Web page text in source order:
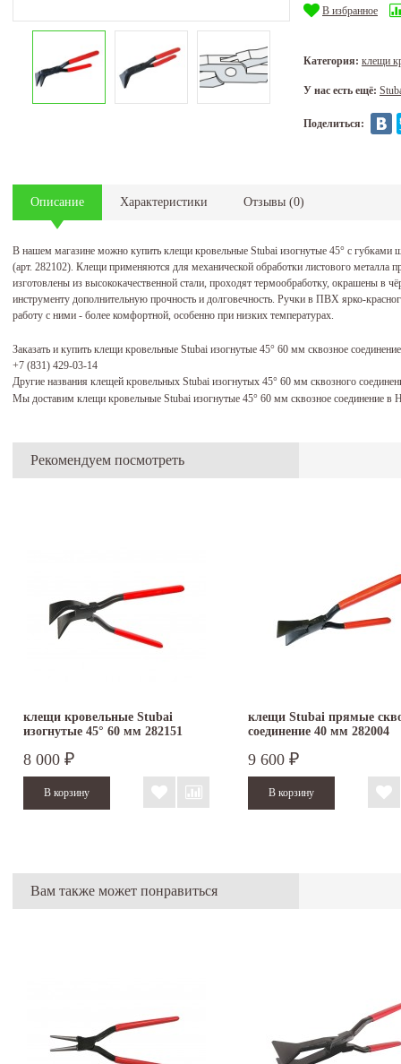
В избранное
Категория: клещи
У нас есть ещё:
Поделиться:
Описание Характеристики Отзывы (0)
В нашем магазине можно купить клещи кровельные Stubai изогнутые 45° с
(арт. 282102). Клещи применяются для механической обработки листового
изготовлены из высококачественной стали, проходят термообработку, окрашены в
инструменту дополнительную прочность и долговечность. Ручки в ПВХ ярко-
работу с ними - более комфортной, особенно при низких температурах.
Заказать и купить клещи кровельные Stubai изогнутые 45° 60 мм сквозное
+7 (831) 429-03-14
Другие названия клещей кровельных Stubai изогнутых 45° 60 мм сквозного
Мы доставим клещи кровельные Stubai изогнутые 45° 60 мм сквозное соединение
Рекомендуем посмотреть
клещи кровельные Stubai
изогнутые 45° 60 мм 282151
8 000 ₽
клещи Stubai прямые
соединение 40 мм 282004
9 600 ₽
Вам также может понравиться